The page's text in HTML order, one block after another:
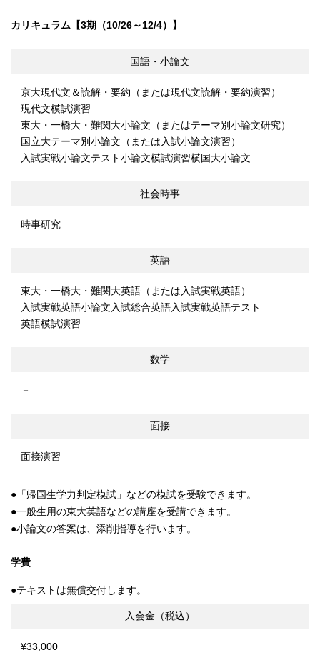
カリキュラム【3期（10/26～12/4）】
国語・小論文
京大現代文＆読解・要約（または現代文読解・要約演習）
現代文模試演習
東大・一橋大・難関大小論文（またはテーマ別小論文研究）
国立大テーマ別小論文（または入試小論文演習）
入試実戦小論文テスト小論文模試演習横国大小論文
社会時事
時事研究
英語
東大・一橋大・難関大英語（または入試実戦英語）
入試実戦英語小論文入試総合英語入試実戦英語テスト
英語模試演習
数学
－
面接
面接演習
「帰国生学力判定模試」などの模試を受験できます。
一般生用の東大英語などの講座を受講できます。
小論文の答案は、添削指導を行います。
学費
テキストは無償交付します。
入会金（税込）
¥33,000